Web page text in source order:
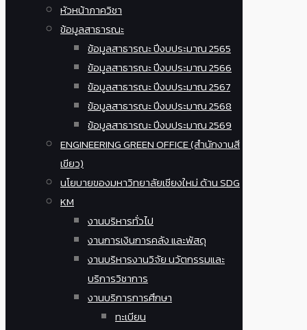
หัวหน้าภาควิชา
ข้อมูลสาธารณะ
ข้อมูลสาธารณะ ปีงบประมาณ 2565
ข้อมูลสาธารณะ ปีงบประมาณ 2566
ข้อมูลสาธารณะ ปีงบประมาณ 2567
ข้อมูลสาธารณะ ปีงบประมาณ 2568
ข้อมูลสาธารณะ ปีงบประมาณ 2569
ENGINEERING GREEN OFFICE (สำนักงานสี
เขียว)
นโยบายของมหาวิทยาลัยเชียงใหม่ ด้าน SDG
KM
งานบริหารทั่วไป
งานการเงินการคลัง และพัสดุ
งานบริหารงานวิจัย นวัตกรรมและ
บริการวิชาการ
งานบริการการศึกษา
ทะเบียน